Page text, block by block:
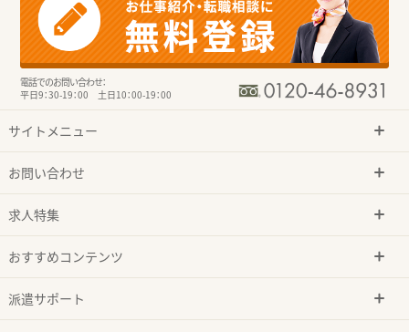
電話でのお問い合わせ：
平日9：30-19：00 土日10：00-19：00
サイトメニュー
お問い合わせ
求人特集
おすすめコンテンツ
派遣サポート